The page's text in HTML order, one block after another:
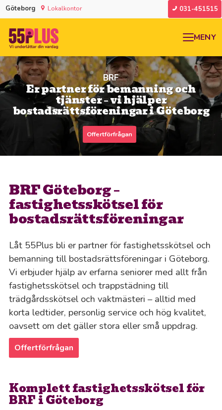
Göteborg Lokalkontor 031-451515
MENY
BRF
Er partner för bemanning och
tjänster – vi hjälper
bostadsrättsföreningar i Göteborg
Offertförfrågan
BRF Göteborg –
fastighetsskötsel för
bostadsrättsföreningar
Låt 55Plus bli er partner för fastighetsskötsel och
bemanning till bostadsrättsföreningar i Göteborg.
Vi erbjuder hjälp av erfarna seniorer med allt från
fastighetsskötsel och trappstädning till
trädgårdsskötsel och vaktmästeri – alltid med
korta ledtider, personlig service och hög kvalitet,
oavsett om det gäller stora eller små uppdrag.
Offertförfrågan
Komplett fastighetsskötsel för
BRF i Göteborg